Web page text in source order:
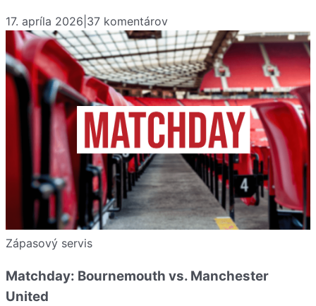
17. apríla 2026 37 komentárov
Zápasový servis
Matchday: Bournemouth vs. Manchester
United